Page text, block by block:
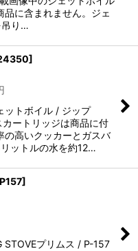
に含まれません。ジェ
吊り…
]
ットボイル / ジップ
ートリッジは商品に付
の高いクッカーとガスバ
ットルの水を約12…
P157]
STOVEプリムス / P-157